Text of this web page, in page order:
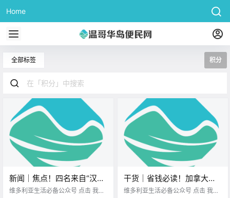
Home
全部标签 积分
新闻｜焦点！四名来自“汉坦
病毒邮轮”的加拿大人抵达维
维多利亚生活必备公众号 点击 我在
干货｜省钱必读！加拿大各
大积分隐藏联动全攻略，教
维多利亚生活必备公众号 点击 我在